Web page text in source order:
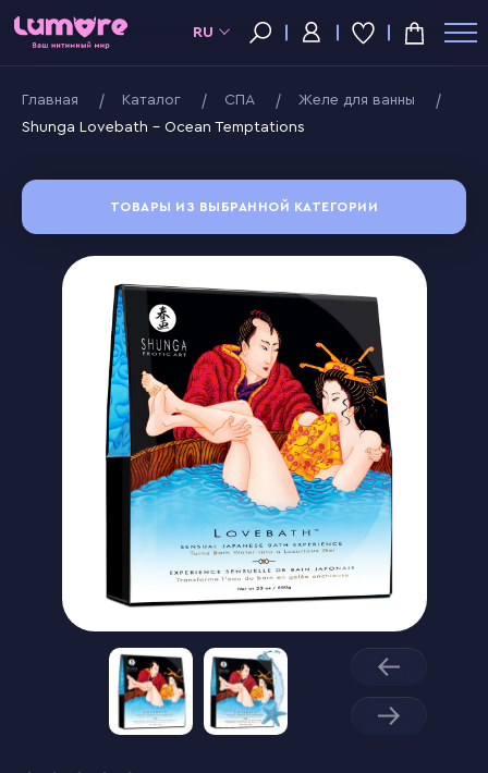
RU
Главная Kаталог СПА
Желе для ванны
Shunga Lovebath - Ocean Temptations
ТОВАРЫ ИЗ ВЫБРАННОЙ КАТЕГОРИИ